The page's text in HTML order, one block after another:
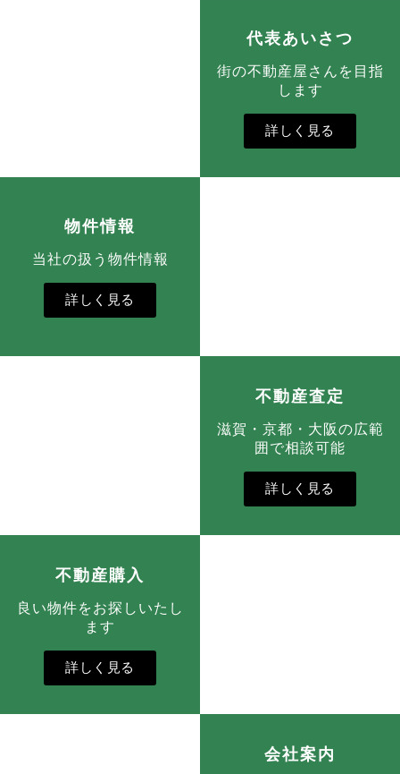
代表あいさつ
街の不動産屋さんを目指
します
詳しく見る
物件情報
当社の扱う物件情報
詳しく見る
不動産査定
滋賀・京都・大阪の広範
囲で相談可能
詳しく見る
不動産購入
良い物件をお探しいたし
ます
詳しく見る
会社案内